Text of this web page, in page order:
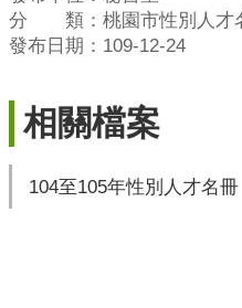
分 類：桃園市性別人才
發布日期：109-12-24
相關檔案
104至105年性別人才名冊